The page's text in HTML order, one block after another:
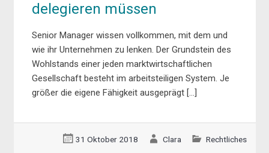
delegieren müssen
Senior Manager wissen vollkommen, mit dem und
wie ihr Unternehmen zu lenken. Der Grundstein des
Wohlstands einer jeden marktwirtschaftlichen
Gesellschaft besteht im arbeitsteiligen System. Je
größer die eigene Fähigkeit ausgeprägt […]
31 Oktober 2018 Clara Rechtliches